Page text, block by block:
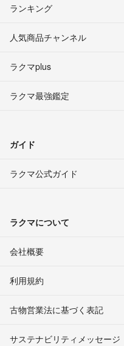
ランキング
人気商品チャンネル
ラクマplus
ラクマ最強鑑定
ガイド
ラクマ公式ガイド
ラクマについて
会社概要
利用規約
古物営業法に基づく表記
サステナビリティメッセージ